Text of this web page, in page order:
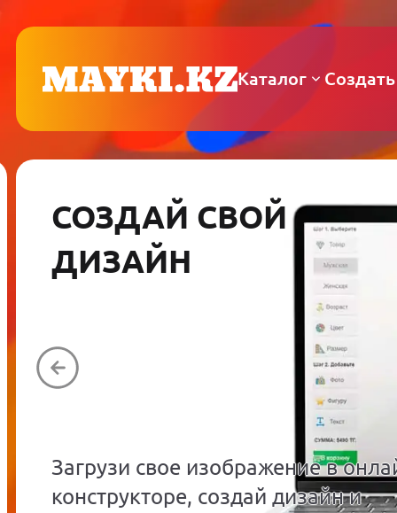
Каталог
СОЗДАЙ СВОЙ
ДИЗАЙН
Загрузи свое изображение в
конструкторе, создай дизайн и